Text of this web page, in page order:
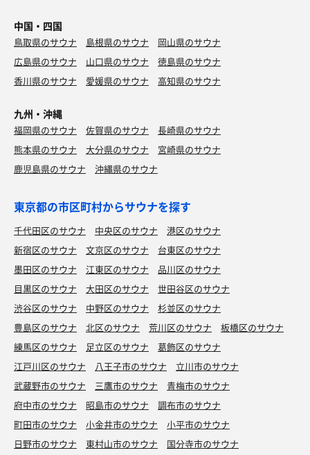
中国・四国
鳥取県のサウナ 島根県のサウナ
岡山県のサウナ
広島県のサウナ
山口県のサウナ
徳島県のサウナ
香川県のサウナ
愛媛県のサウナ 高知県のサウナ
九州・沖縄
福岡県のサウナ 佐賀県のサウナ
長崎県のサウナ
熊本県のサウナ
大分県のサウナ
宮崎県のサウナ
鹿児島県のサウナ
沖縄県のサウナ
東京都の市区町村からサウナを探す
千代田区のサウナ 中央区のサウナ
港区のサウナ
新宿区のサウナ
文京区のサウナ
台東区のサウナ
墨田区のサウナ
江東区のサウナ
品川区のサウナ
目黒区のサウナ
大田区のサウナ
世田谷区のサウナ
渋谷区のサウナ
中野区のサウナ
杉並区のサウナ
豊島区のサウナ
北区のサウナ 荒川区のサウナ
板橋区のサウナ
練馬区のサウナ
足立区のサウナ
葛飾区のサウナ
江戸川区のサウナ
八王子市のサウナ
立川市のサウナ
武蔵野市のサウナ
三鷹市のサウナ
青梅市のサウナ
府中市のサウナ
昭島市のサウナ
調布市のサウナ
町田市のサウナ
小金井市のサウナ
小平市のサウナ
日野市のサウナ
東村山市のサウナ
国分寺市のサウナ